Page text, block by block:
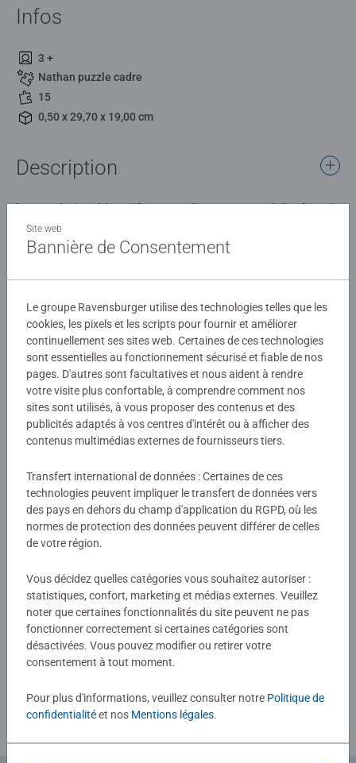
Infos
3 +
Nathan puzzle cadre
15
0,50 x 29,70 x 19,00 cm
Description
Le puzzle, jeu éducatif par excellence, permet à l'enfant de
faire ses premières découvertes en développant sa
coordination visuelle et motrice et en aiguisant sa
donner goût au savoir et distraire intelligemment, nous
avons mis au point une gamme de puzzles qui
accompagnera votre enfant dans toutes les étapes de son
développement.
Le puzzle-cadre de 15 pièces est un format idéal pour
démarrer en douceur dès 3 ans, dans l'univers de ses
héros préférés ! Le petit plus Nathan, c'est l'image et la
forme des pièces imprimées sur le fond du cadre, pour
Bluey ne tient vraiment pas en place, c'est pourquoi son
papa Bandit et sa maman Chilli l'ont amené à la plage
pour qu'elle puisse courir et jouer avec sa petite sœur
Bingo. Cette petite Bluey dégage une joie de vivre que tout
son entourage apprécie.
Détails
Numéro d'article:
86162
EAN:
4005556861620
Avertissements et informations du fabricant
Produits similaires
Aucune évaluation n'a encore été
soumise
Rédiger une évaluation
Site web
Bannière de Consentement
Le groupe Ravensburger utilise des technologies telles que les
cookies, les pixels et les scripts pour fournir et améliorer
continuellement ses sites web. Certaines de ces technologies
sont essentielles au fonctionnement sécurisé et fiable de nos
pages. D'autres sont facultatives et nous aident à rendre
votre visite plus confortable, à comprendre comment nos
sites sont utilisés, à vous proposer des contenus et des
publicités adaptés à vos centres d'intérêt ou à afficher des
contenus multimédias externes de fournisseurs tiers.
Transfert international de données : Certaines de ces
technologies peuvent impliquer le transfert de données vers
des pays en dehors du champ d'application du RGPD, où les
normes de protection des données peuvent différer de celles
de votre région.
Vous décidez quelles catégories vous souhaitez autoriser :
statistiques, confort, marketing et médias externes. Veuillez
noter que certaines fonctionnalités du site peuvent ne pas
fonctionner correctement si certaines catégories sont
désactivées. Vous pouvez modifier ou retirer votre
consentement à tout moment.
Pour plus d'informations, veuillez consulter notre Politique de
confidentialitéet nos Mentions légales.